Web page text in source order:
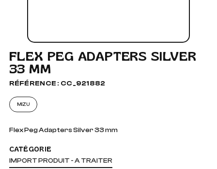
FLEX PEG ADAPTERS SILVER
33 MM
RÉFÉRENCE : CC_921882
MIZU
Flex Peg Adapters Silver 33 mm
CATÉGORIE
IMPORT PRODUIT - A TRAITER